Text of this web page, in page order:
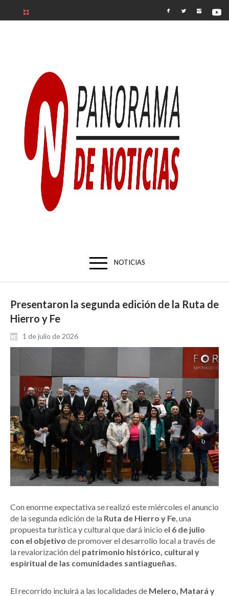
NOTICIAS
Presentaron la segunda edición de la Ruta de
Hierro y Fe
1 de julio de 2026
Con enorme expectativa se realizó este miércoles el anuncio
de la segunda edición de la Ruta de Hierro y Fe , una
propuesta turística y cultural que dará inicio el 6 de julio
con el objetivo de promover el desarrollo local a través de
la revalorización del patrimonio histórico, cultural y
espiritual de las comunidades santiagueñas.
El recorrido incluirá a las localidades de Melero, Matará y